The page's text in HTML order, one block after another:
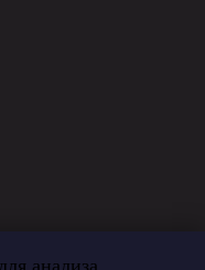
анализа